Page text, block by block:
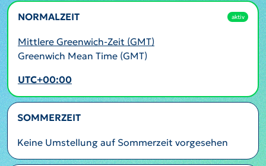
NORMALZEIT aktiv
Mittlere Greenwich-Zeit (GMT)
Greenwich Mean Time (GMT)
UTC+00:00
SOMMERZEIT
Keine Umstellung auf Sommerzeit vorgesehen